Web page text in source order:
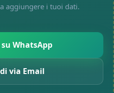
aggiungere i tuoi dati.
WhatsApp
via Email